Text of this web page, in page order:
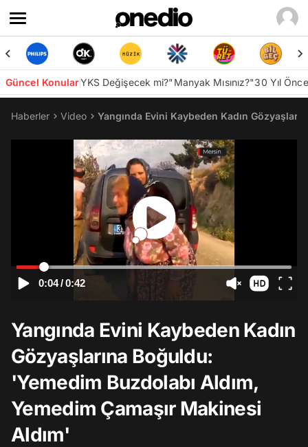
Güncel KonularYKS Değişecek mi?"Manyak Mısınız?"30 Yıl
Haberler Video Yangında Evini Kaybeden Kadın
0:04/0:42
Yangında Evini Kaybeden Kadın
Gözyaşlarına Boğuldu:
'Yemedim Buzdolabı Aldım,
Yemedim Çamaşır Makinesi
Aldım'